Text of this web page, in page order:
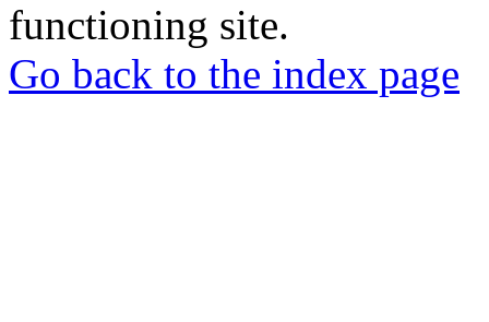
functioning site.
Go back to the index page